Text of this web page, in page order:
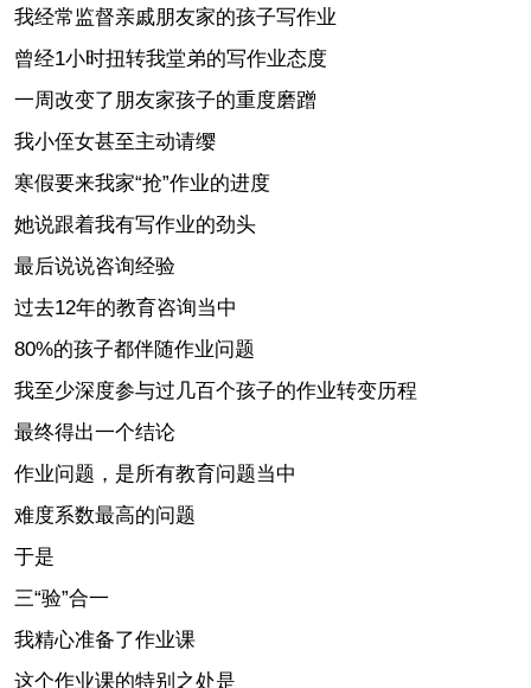
我经常监督亲戚朋友家的孩子写作业
曾经1小时扭转我堂弟的写作业态度
一周改变了朋友家孩子的重度磨蹭
我小侄女甚至主动请缨
寒假要来我家“抢”作业的进度
她说跟着我有写作业的劲头
最后说说咨询经验
过去12年的教育咨询当中
80%的孩子都伴随作业问题
我至少深度参与过几百个孩子的作业转变历程
最终得出一个结论
作业问题，是所有教育问题当中
难度系数最高的问题
于是
三“验”合一
我精心准备了作业课
这个作业课的特别之处是